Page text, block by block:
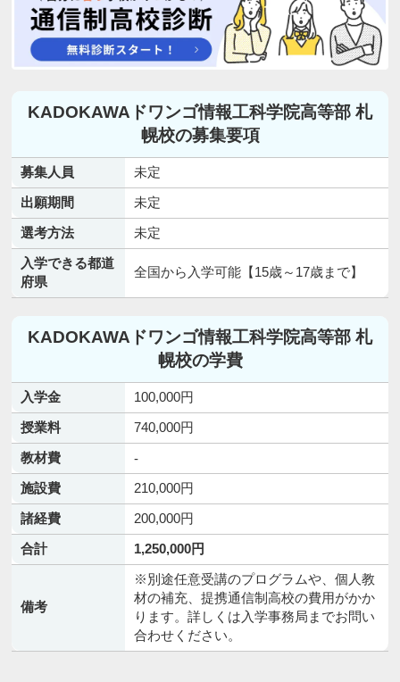
KADOKAWAドワンゴ情報工科学院高等部 札
幌校の募集要項
募集人員
未定
出願期間
未定
選考方法
未定
入学できる都道
府県
全国から入学可能【15歳～17歳まで】
KADOKAWAドワンゴ情報工科学院高等部 札
幌校の学費
入学金
100,000円
授業料
740,000円
教材費
-
施設費
210,000円
諸経費
200,000円
合計
1,250,000円
備考
※別途任意受講のプログラムや、個人教
材の補充、提携通信制高校の費用がかか
ります。詳しくは入学事務局までお問い
合わせください。